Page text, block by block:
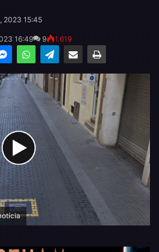
2023 15:45
16:49 9 1.619
MessengerWhatsAppTelegramCompartir por email Imprimir